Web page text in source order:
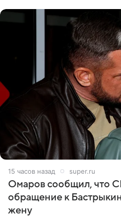
15 часов назад super.ru
Омаров сообщил, что
обращение к
жену